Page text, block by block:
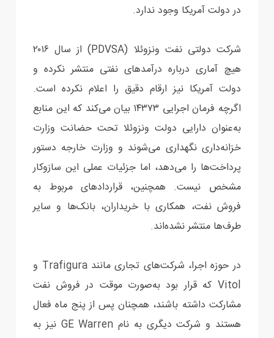
در دولت آمریکا وجود ندارد.
شرکت دولتی نفت ونزوئلا (PDVSA) از سال ۲۰۱۶
هیچ آماری درباره درآمدهای نفتی منتشر نکرده و
دولت آمریکا نیز ارقام دقیق را اعلام نکرده است.
اگرچه فرمان اجرایی ۱۴۳۷۳ بیان می‌کند که این منابع
به‌عنوان دارایی دولت ونزوئلا تحت حضانت وزارت
خزانه‌داری نگهداری می‌شوند و وزارت خارجه دستور
پرداخت‌ها را می‌دهد، اما جزئیات عملی این سازوکار
مشخص نیست. همچنین، قراردادهای مربوط به
فروش نفت، همکاری با خریداران، بانک‌ها و سایر
طرف‌ها منتشر نشده‌اند.
در حوزه اجرا، شرکت‌های تجاری مانند Trafigura و
Vitol که قرار بود به‌صورت موقت در فروش نفت
مشارکت داشته باشند، همچنان پس از پنج ماه فعال
هستند و شرکت دیگری به نام GE Warren نیز به